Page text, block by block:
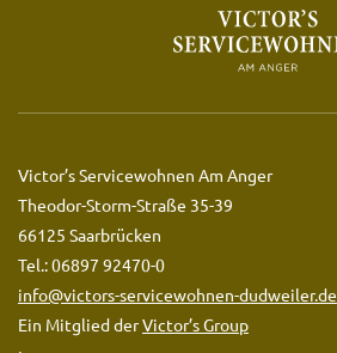
Victor’s Servicewohnen Am Anger
Theodor-Storm-Straße 35-39
66125 Saarbrücken
Tel.: 06897 92470-0
info@victors-servicewohnen-dudweiler.de
Ein Mitglied derVictor’s Group